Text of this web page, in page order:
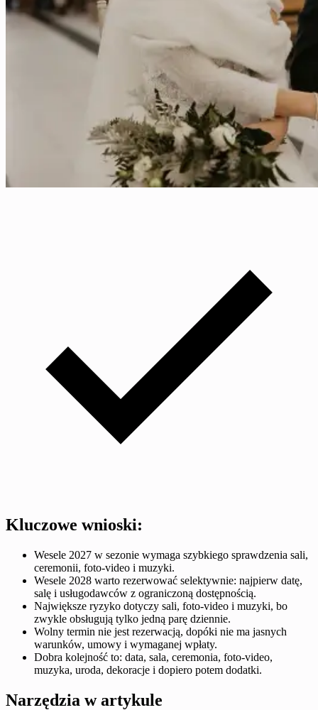
Kluczowe wnioski:
Wesele 2027 w sezonie wymaga szybkiego sprawdzenia sali,
ceremonii, foto-video i muzyki.
Wesele 2028 warto rezerwować selektywnie: najpierw datę,
salę i usługodawców z ograniczoną dostępnością.
Największe ryzyko dotyczy sali, foto-video i muzyki, bo
zwykle obsługują tylko jedną parę dziennie.
Wolny termin nie jest rezerwacją, dopóki nie ma jasnych
warunków, umowy i wymaganej wpłaty.
Dobra kolejność to: data, sala, ceremonia, foto-video,
muzyka, uroda, dekoracje i dopiero potem dodatki.
Narzędzia w artykule